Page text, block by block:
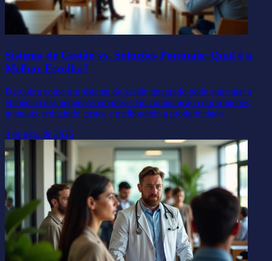
Sistema de Gestão vs. Soluções Pontuais: Qual é a
Melhor Escolha?
Descubra como um sistema de gestão integrado pode aumentar a
eficiência das pequenas empresas em comparação com soluções
pontuais, reduzindo custos e melhorando a produtividade.
4 de ago. de 2026